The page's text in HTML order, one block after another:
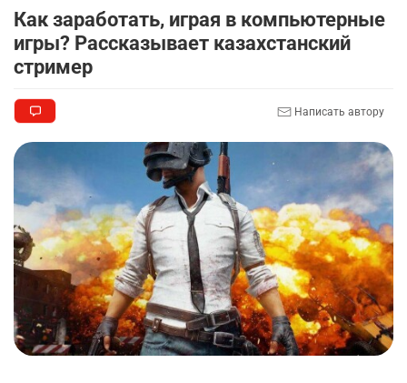
Как заработать, играя в компьютерные
игры? Рассказывает казахстанский
стример
Написать автору